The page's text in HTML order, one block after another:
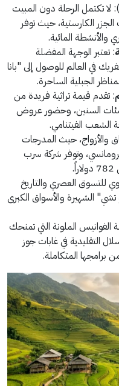
): لا تكتمل الرحلة دون المبيت
الكارستية، حيث توفر
والأنشطة المائية.
: تعتبر الوجهة المفضلة
في العالم للوصول إلى "بانا
الجبلية الساحرة.
: تقدم قيمة تراثية فريدة من
لمئات السنين، وحضور عروض
الشعب الفيتنامي.
والأزواج، حيث المدرجات
وتوفر شركة سرب
للتسوق العصري والتاريخ
الشهيرة والأسواق الكبرى
الفوانيس الملونة التي تمنحك
التقليدية في غابات جوز
برامجها المتكاملة.